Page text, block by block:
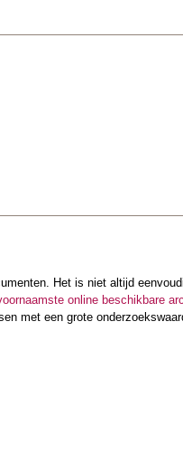
Het is niet altijd
online beschikbare
met een grote